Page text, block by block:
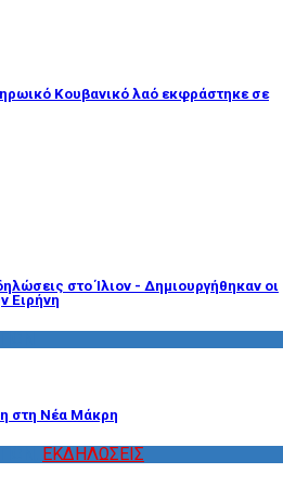
Κουβανικό λαό εκφράστηκε σε
στο Ίλιον - Δημιουργήθηκαν οι
Ειρήνη
στη Νέα Μάκρη
ΕΚΔΗΛΩΣΕΙΣ